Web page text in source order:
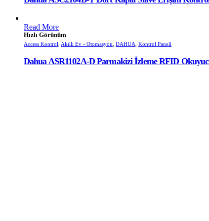
Read More
Hızlı Görünüm
Access Kontrol Akıllı Ev - Otomasyon DAHUA Kontrol Paneli
Dahua ASR1102A-D Parmakizi İzleme RFID